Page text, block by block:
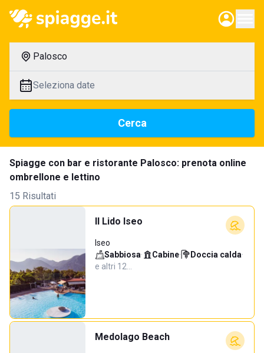
Palosco
Seleziona date
Cerca
Spiagge con bar e ristorante Palosco: prenota online
ombrellone e lettino
15 Risultati
Il Lido Iseo
Iseo
Sabbiosa· Cabine· Doccia calda·
e altri 12…
Medolago Beach